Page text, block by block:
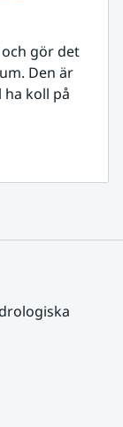
gör det
Den är
koll på